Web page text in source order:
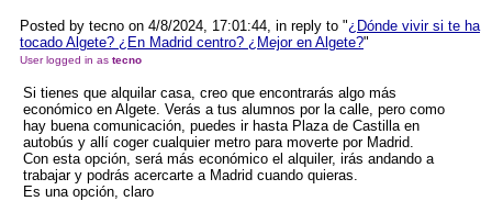
Posted by tecno on 4/8/2024, 17:01:44, in reply to "¿Dónde vivir si te ha
tocado Algete? ¿En Madrid centro? ¿Mejor en Algete?"
User logged in as tecno
Si tienes que alquilar casa, creo que encontrarás algo más
económico en Algete. Verás a tus alumnos por la calle, pero como
hay buena comunicación, puedes ir hasta Plaza de Castilla en
autobús y allí coger cualquier metro para moverte por Madrid.
Con esta opción, será más económico el alquiler, irás andando a
trabajar y podrás acercarte a Madrid cuando quieras.
Es una opción, claro